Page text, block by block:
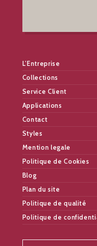
L’Entreprise
Collections
Service Client
Applications
Contact
Styles
Mention legale
Politique de Cookies
Blog
Plan du site
Politique de qualité
Politique de